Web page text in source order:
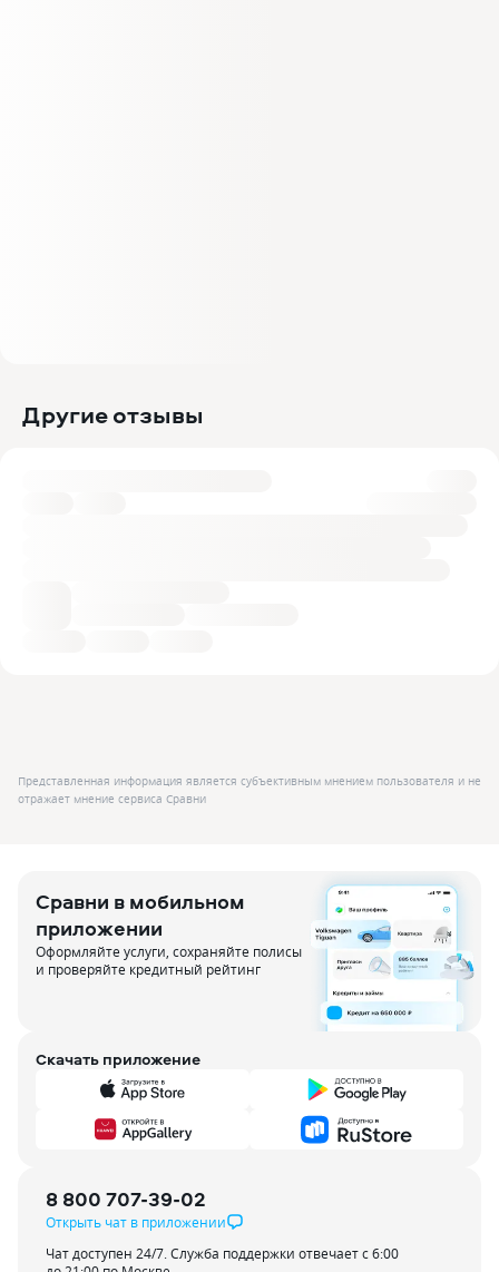
Другие отзывы
Представленная информация является субъективным мнением пользователя и не
отражает мнение сервиса Сравни
Сравни в мобильном
приложении
Оформляйте услуги, сохраняйте полисы
и проверяйте кредитный рейтинг
Скачать приложение
8 800 707-39-02
Открыть чат в приложении
Чат доступен 24/7. Служба поддержки отвечает с 6:00